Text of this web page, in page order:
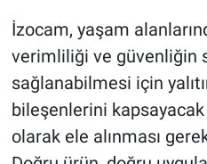
İzocam, yaşam
verimliliği ve güvenliğin
sağlanabilmesi için
bileşenlerini
olarak ele alınması